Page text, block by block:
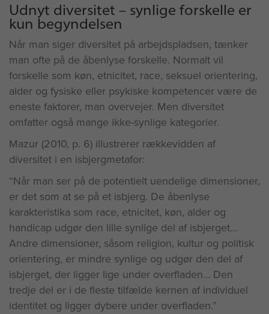
Udnyt diversitet – synlige forskelle er
kun begyndelsen
Når man siger diversitet på arbejdspladsen, tænker
man ofte på de åbenlyse forskelle. Normalt vil
forskelle som køn, etnicitet, race, seksuel orientering,
alder og fysiske eller psykiske kompetencer være de
eneste faktorer, man overvejer. Men diversitet
omfatter også mange ikke-synlige kategorier.
Mazur (2010, p. 6) illustrerer rækkevidden af
diversitet i en isbjergmetafor:
“Når man ser på de potentielt uendelige dimensioner,
er det som at se på et isbjerg. De åbenlyse
karakteristika som race, etnicitet, køn, alder og
handicap udgør den lille synlige del af isbjerget
Andre dimensioner, såsom religion, kultur og politisk
orientering, er mindre synlige og udgør den del af
isbjerget, der ligger lige under overfladen… Den
tredje del er i de fleste tilfælde kernen af individuel
identitet og ligger dybere under overfladen.”